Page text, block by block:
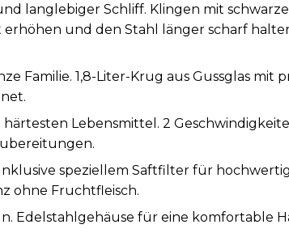
langlebiger Schliff. Klingen mit
erhöhen und den Stahl länger scharf
Familie. 1,8-Liter-Krug aus Gussglas
Lebensmittel. 2
speziellem Saftfilter für
ohne Fruchtfleisch.
Edelstahlgehäuse für eine komfortable